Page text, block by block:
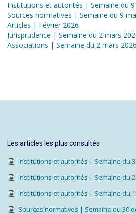
Institutions et autorités | Semaine du 9
Sources normatives | Semaine du 9
Articles | Février 2026
Jurisprudence | Semaine du 2 mars
Associations | Semaine du 2 mars 2026
Les articles les plus consultés
Institutions et autorités | Semaine du
Institutions et autorités | Semaine du
Institutions et autorités | Semaine du
Sources normatives | Semaine du 30